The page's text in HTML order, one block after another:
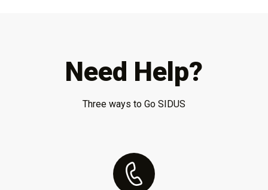
Need Help?
Three ways to Go SIDUS